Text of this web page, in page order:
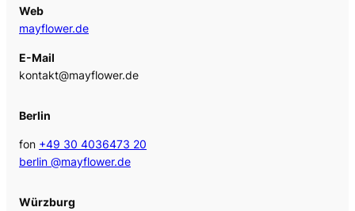
Web
mayflower.de
E-Mail
kontakt@mayflower.de
Berlin
fon +49 30 4036473 20
berlin @mayflower.de
Würzburg